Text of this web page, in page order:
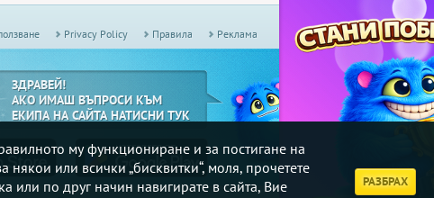
му функциониране и за постигане на
или всички „бисквитки“, моля, прочетете
или по друг начин навигирате в сайта, Вие
РАЗБРАХ
Privacy Policy Правила Реклама
ЗДРАВЕЙ!
АКО ИМАШ ВЪПРОСИ КЪМ
ЕКИПА НА САЙТА НАТИСНИ ТУК